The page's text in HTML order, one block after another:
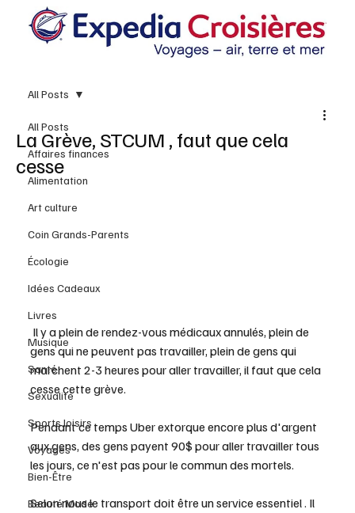
All Posts
Affaires finances
Alimentation
Art culture
Coin Grands-Parents
Écologie
Idées Cadeaux
Livres
Musique
Santé
Sexualité
Sports loisirs
Voyages
Bien-Être
Beauté Mode
All Posts
La Grève, STCUM , faut que cela
cesse
gens qui ne peuvent pas travailler, plein de gens qui
marchent 2-3 heures pour aller travailler, il faut que cela
cesse cette grève.
Pendant ce temps Uber extorque encore plus d'argent
aux gens, des gens payent 90$ pour aller travailler tous
les jours, ce n'est pas pour le commun des mortels.
Selon nous le transport doit être un service essentiel . Il